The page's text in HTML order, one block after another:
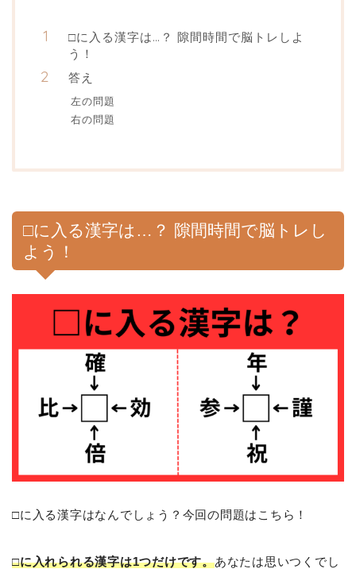
□に入る漢字は…？ 隙間時間で脳トレしよ
う！
答え
左の問題
右の問題
□に入る漢字は…？ 隙間時間で脳トレし
よう！
□に入る漢字はなんでしょう？今回の問題はこちら！
□に入れられる漢字は1つだけです。あなたは思いつくでし